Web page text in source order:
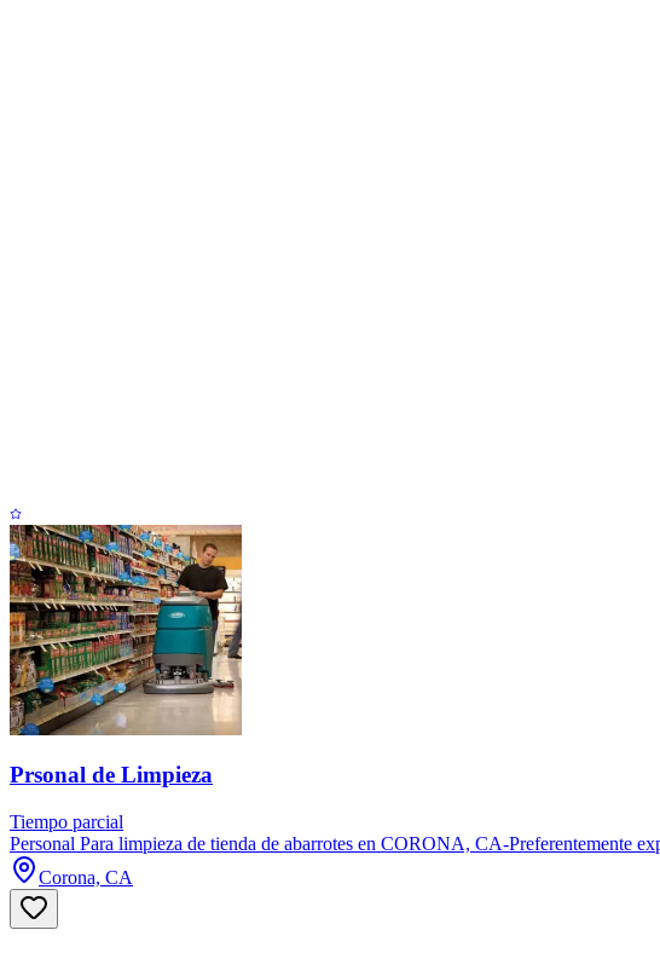
Prsonal de Limpieza
Tiempo parcial
Personal Para limpieza de tienda de abarrotes en CORONA, CA-Preferentemente
Corona, CA